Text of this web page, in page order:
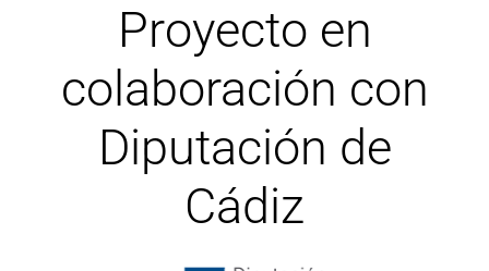
Proyecto en
colaboración con
Diputación de
Cádiz